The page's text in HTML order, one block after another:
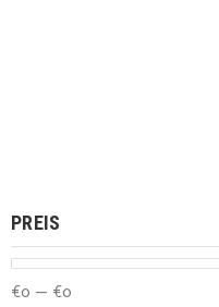
PREIS
€0 — €0